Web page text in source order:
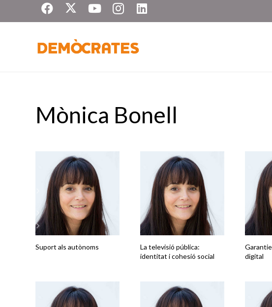
Mònica Bonell
Suport als autònoms
La televisió pública:
identitat i cohesió social
digital